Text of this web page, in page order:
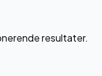
resultater.